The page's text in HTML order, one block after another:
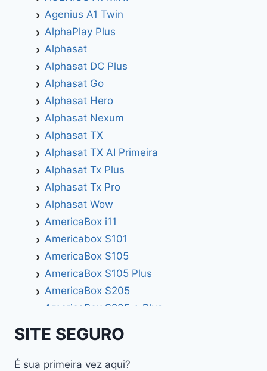
Agenius A1 Twin
AlphaPlay Plus
Alphasat
Alphasat DC Plus
Alphasat Go
Alphasat Hero
Alphasat Nexum
Alphasat TX
Alphasat TX AI Primeira
Alphasat Tx Plus
Alphasat Tx Pro
Alphasat Wow
AmericaBox i11
Americabox S101
AmericaBox S105
AmericaBox S105 Plus
AmericaBox S205
AmericaBox S205 + Plus
AmericaBox S305 GX
AmericaBox S305 Plus
AmericaBox S705
SITE SEGURO
É sua primeira vez aqui?